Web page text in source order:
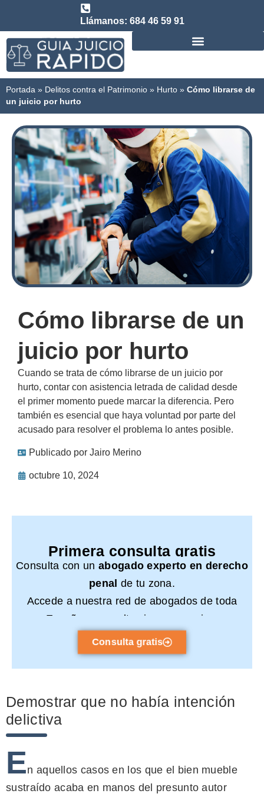
Llámanos: 684 46 59 91
Portada » Delitos contra el Patrimonio » Hurto » Cómo librarse de
un juicio por hurto
Cómo librarse de un
juicio por hurto
Cuando se trata de cómo librarse de un juicio por
hurto, contar con asistencia letrada de calidad desde
el primer momento puede marcar la diferencia. Pero
también es esencial que haya voluntad por parte del
acusado para resolver el problema lo antes posible.
Publicado por Jairo Merino
octubre 10, 2024
Primera consulta gratis
Consulta con un abogado experto en derecho
penal de tu zona.
Accede a nuestra red de abogados de toda
España y consulta sin compromiso.
Consulta gratis
Demostrar que no había intención
delictiva
En aquellos casos en los que el bien mueble
sustraído acaba en manos del presunto autor